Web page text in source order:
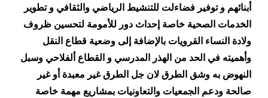
أبنائهم و توفير فضاءلت للتنشيط الرياضي والثقافي و تطوير
الخدمات الصحية خاصة إحداث دور للأمومة لتحسين ظروف
ولادة النساء القرويات بالإضافة إلى وضعية قطاع النقل
وأهميته في الحد من الهذر المدرسي و القطاع ألفلاحي وسبل
النهوض به وشق الطرق لان جل الطرق غير معبدة أو غير
صالحة ودعم الجمعيات والتعاونيات بمشاريع مهمة خاصة